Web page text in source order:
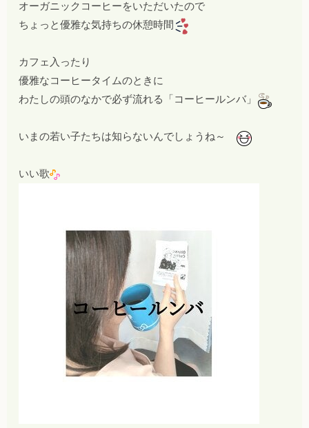
オーガニックコーヒーをいただいたので
ちょっと優雅な気持ちの休憩時間
カフェ入ったり
優雅なコーヒータイムのときに
わたしの頭のなかで必ず流れる「コーヒールンバ」
いまの若い子たちは知らないんでしょうね～
いい歌